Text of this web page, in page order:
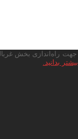
بیشتر بدانید.